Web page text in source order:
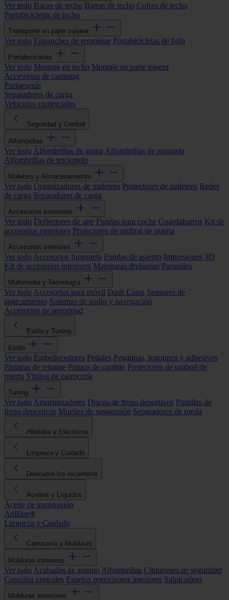
Ver todo Bacas de techo Barras de techo Cofres de techo
Portabicicletas de techo
Transporte en parte trasera
Ver todo Enganches de remolque Portabicicletas de bola
Portabicicletas
Ver todo Montaje en techo Montaje en parte trasera
Accesorios de camping
Portaesquís
Separadores de carga
Vehículos comerciales
Seguridad y Confort
Alfombrillas
Ver todo Alfombrillas de goma Alfombrillas de moqueta
Alfombrillas de terciopelo
Maletero y Almacenamiento
Ver todo Organizadores de maletero Protectores de maletero Redes
de carga Separadores de carga
Accesorios exteriores
Ver todo Deflectores de aire Fundas para coche Guardabarros Kit de
accesorios exteriores Protectores de umbral de puerta
Accesorios interiores
Ver todo Accesorios furgoneta Fundas de asiento Impresiones 3D
Kit de accesorios interiores Mamparas divisorias Parasoles
Multimedia y Tecnología
Ver todo Accesorios para móvil Dash Cams Sensores de
aparcamiento Sistemas de audio y navegación
Accesorios de seguridad
Estilo y Tuning
Estilo
Ver todo Embellecedores Pedales Pegatinas, logotipos y adhesivos
Pinturas de retoque Pomos de cambio Protectores de umbral de
puerta Vinilos de carrocería
Tuning
Ver todo Amortiguadores Discos de freno deportivos Pastillas de
freno deportivas Muelles de suspensión Separadores de rueda
Híbridos y Eléctricos
Limpieza y Cuidado
Descubre los recambios
Aceites y Líquidos
Aceite de transmisión
AdBlue®
Limpieza y Cuidado
Carrocería y Molduras
Molduras interiores
Ver todo Acabados de asiento Alfombrillas Cinturones de seguridad
Consolas centrales Espejos retrovisores interiores Salpicadero
Molduras exteriores